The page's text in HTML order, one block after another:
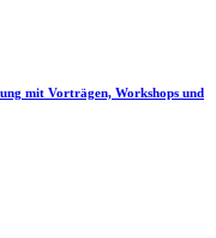
mit Vorträgen, Workshops und